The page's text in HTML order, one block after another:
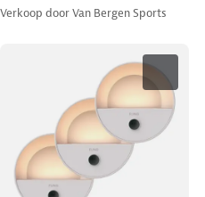
Verkoop doorVan Bergen Sports